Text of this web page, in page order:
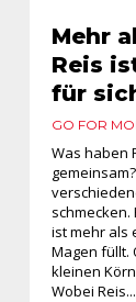
Mehr
Reis
für
GO FOR
Was haben
schmecken.
ist mehr als
Magen füllt.
kleinen
Wobei Reis...